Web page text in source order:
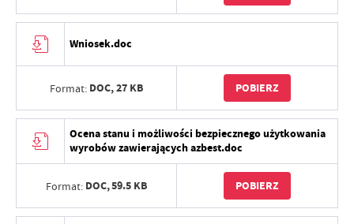
Wniosek.doc
Format: DOC,27 KB POBIERZ
Ocena stanu i możliwości bezpiecznego użytkowania
wyrobów zawierających azbest.doc
Format: DOC,59.5 KB POBIERZ